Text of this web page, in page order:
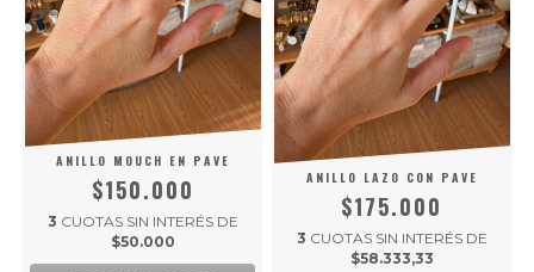
ANILLO MOUCH EN PAVE
$150.000
3 CUOTAS SIN INTERÉS DE
$50.000
ANILLO LAZO CON PAVE
$175.000
3 CUOTAS SIN INTERÉS DE
$58.333,33